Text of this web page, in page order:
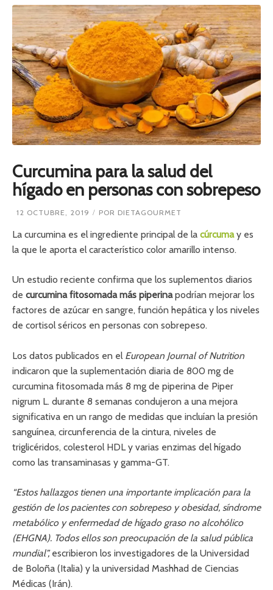
Curcumina para la salud del
hígado en personas con sobrepeso
12 OCTUBRE, 2019 POR DIETAGOURMET
La curcumina es el ingrediente principal de la cúrcumay es
la que le aporta el característico color amarillo intenso.
Un estudio reciente confirma que los suplementos diarios
de curcumina fitosomada más piperinapodrían mejorar los
factores de azúcar en sangre, función hepática y los niveles
de cortisol séricos en personas con sobrepeso.
Los datos publicados en el European Journal of Nutrition
indicaron que la suplementación diaria de 800 mg de
curcumina fitosomada más 8 mg de piperina de Piper
nigrum L. durante 8 semanas condujeron a una mejora
significativa en un rango de medidas que incluían la presión
sanguínea, circunferencia de la cintura, niveles de
triglicéridos, colesterol HDL y varias enzimas del hígado
como las transaminasas y gamma-GT.
“Estos hallazgos tienen una importante implicación para la
gestión de los pacientes con sobrepeso y obesidad, síndrome
metabólico y enfermedad de hígado graso no alcohólico
(EHGNA). Todos ellos son preocupación de la salud pública
mundial”,escribieron los investigadores de la Universidad
de Boloña (Italia) y la universidad Mashhad de Ciencias
Médicas (Irán).